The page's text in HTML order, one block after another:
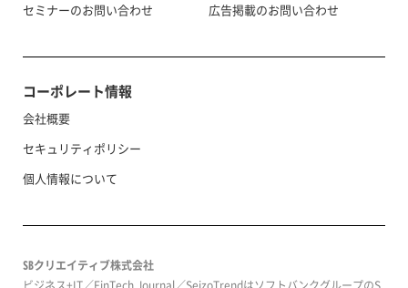
セミナーのお問い合わせ
広告掲載のお問い合わせ
コーポレート情報
会社概要
セキュリティポリシー
個人情報について
SBクリエイティブ株式会社